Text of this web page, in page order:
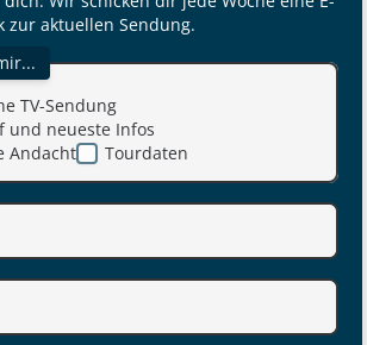
zur aktuellen Sendung.
und neueste Infos
Andacht
TV-Sendung
Tourdaten